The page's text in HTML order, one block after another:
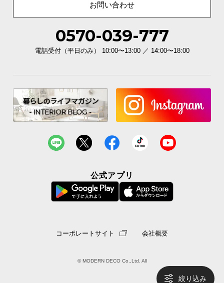
絞り込み
お問い合わせ
0570-039-777
電話受付（平日のみ） 10:00〜13:00 ／ 14:00〜18:00
公式アプリ
コーポレートサイト 会社概要
© MODERN DECO Co.,Ltd. All